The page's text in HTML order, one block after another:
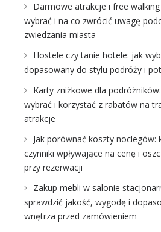
Darmowe atrakcje i free
wybrać i na co zwrócić uwagę
zwiedzania miasta
Hostele czy tanie hotele: jak
dopasowany do stylu podróży i
Karty zniżkowe dla
wybrać i korzystać z rabatów na
atrakcje
Jak porównać koszty noclegów:
czynniki wpływające na cenę i
przy rezerwacji
Zakup mebli w salonie
sprawdzić jakość, wygodę i
wnętrza przed zamówieniem